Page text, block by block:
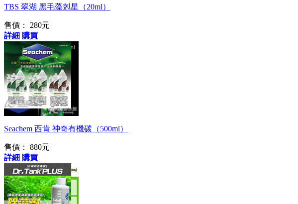
TBS 翠湖 黑毛藻剋星（20ml）
售價：
280元
詳細 購買
充分補充碳源
Seachem 西肯 神奇有機碳（500ml）
售價：
880元
詳細 購買